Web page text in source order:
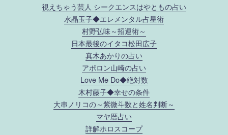
視えちゃう芸人 シークエンスはやともの占い
水晶玉子◆エレメンタル占星術
村野弘味～招運術～
日本最後のイタコ松田広子
真木あかりの占い
アポロン山崎の占い
Love Me Do◆絶対数
木村藤子◆幸せの条件
大串ノリコの～紫微斗数と姓名判断～
マヤ暦占い
詳解ホロスコープ